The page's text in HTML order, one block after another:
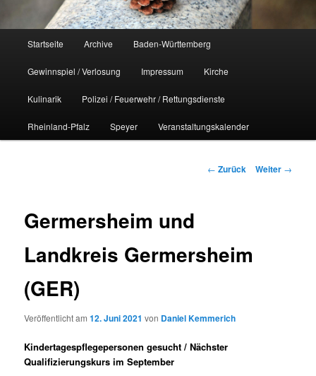
Startseite Archive Baden-Württemberg
Gewinnspiel / Verlosung Impressum Kirche
Kulinarik Polizei / Feuerwehr / Rettungsdienste
Rheinland-Pfalz Speyer Veranstaltungskalender
Beitrags-
← Zurück Weiter →
Germersheim und
Landkreis Germersheim
(GER)
Veröffentlicht am12. Juni 2021 von Daniel Kemmerich
Kindertagespflegepersonen gesucht /Nächster
Qualifizierungskurs im September